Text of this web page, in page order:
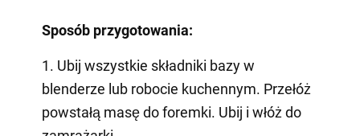
Sposób przygotowania:
1. Ubij wszystkie składniki bazy w
blenderze lub robocie kuchennym. Przełóż
powstałą masę do foremki. Ubij i włóż do